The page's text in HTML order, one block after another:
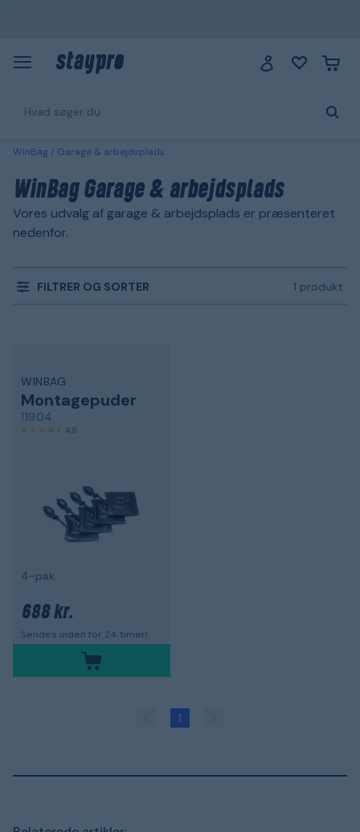
WinBag Garage & arbejdsplads
WinBag Garage & arbejdsplads
Vores udvalg af garage & arbejdsplads er præsenteret
nedenfor.
FILTRER OG SORTER 1 produkt
WINBAG
Montagepuder
11904
4,9
4-pak
688 kr.
Sendes inden for 24 timer!
1